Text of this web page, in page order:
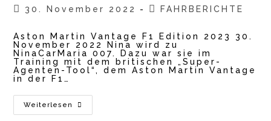
Autor:
Beitrag
30. November 2022
Beitrags-
FAHRBERICHTE
Aston Martin Vantage F1 Edition 2023 30.
November 2022 Nina wird zu
NinaCarMaria 007. Dazu war sie im
Training mit dem britischen „Super-
Agenten-Tool“, dem Aston Martin Vantage
in der F1…
Weiterlesen
Aston
Martin